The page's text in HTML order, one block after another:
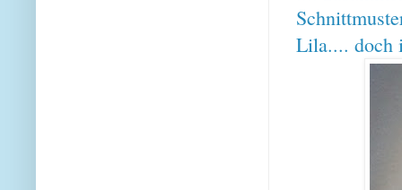
Lila.... doch